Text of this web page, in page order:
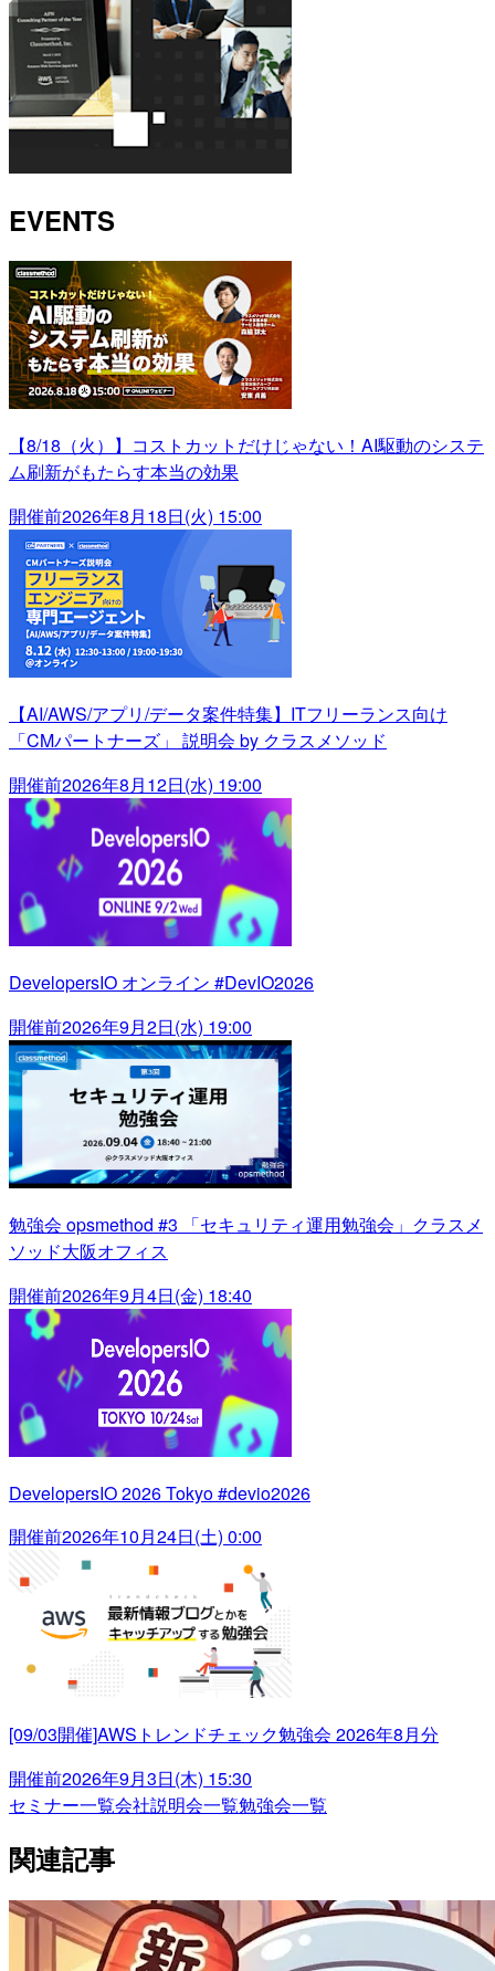
EVENTS
【8/18（火）】コストカットだけじゃない！AI駆動のシステ
ム刷新がもたらす本当の効果
開催前2026年8月18日(火) 15:00
【AI/AWS/アプリ/データ案件特集】ITフリーランス向け
「CMパートナーズ」 説明会 by クラスメソッド
開催前2026年8月12日(水) 19:00
DevelopersIO オンライン #DevIO2026
開催前2026年9月2日(水) 19:00
勉強会 opsmethod #3 「セキュリティ運用勉強会」クラスメ
ソッド大阪オフィス
開催前2026年9月4日(金) 18:40
DevelopersIO 2026 Tokyo #devio2026
開催前2026年10月24日(土) 0:00
[09/03開催]AWSトレンドチェック勉強会 2026年8月分
開催前2026年9月3日(木) 15:30
セミナー一覧会社説明会一覧勉強会一覧
関連記事